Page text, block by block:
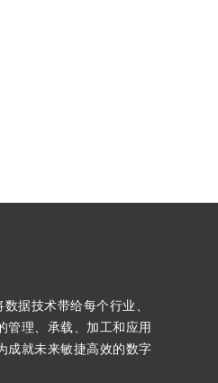
据技术带给每个行业、
管理、承载、加工和应用
成就未来敏捷高效的数字